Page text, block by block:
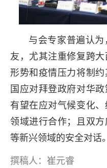
与会专家普遍认
友，尤其注重修复跨
形势和疫情压力将制
国应对拜登政府对华
有望在应对气候变化
领域进行合作；且双
等新兴领域的安全对话。
撰稿人：崔元睿